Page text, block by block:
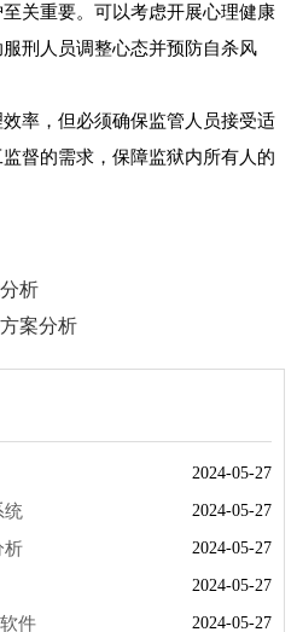
关重要。可以考虑开展心理健康
刑人员调整心态并预防自杀风
率，但必须确保监管人员接受适
督的需求，保障监狱内所有人的
析
案分析
2024-05-27
统 2024-05-27
析 2024-05-27
2024-05-27
件 2024-05-27